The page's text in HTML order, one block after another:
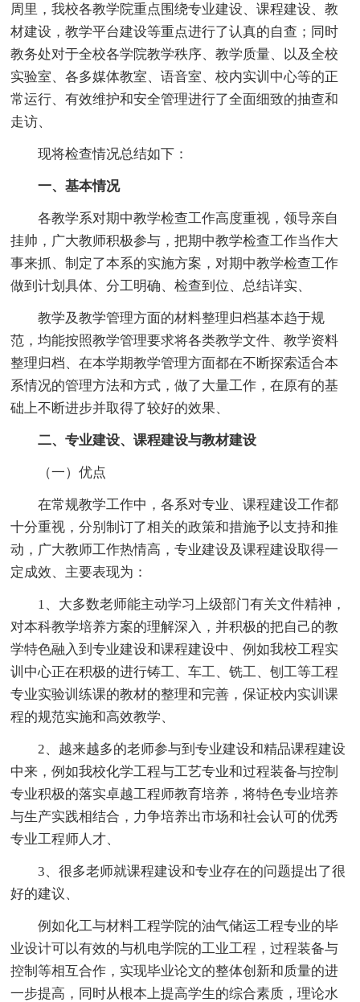
周里，我校各教学院重点围绕专业建设、课程建设、教
材建设，教学平台建设等重点进行了认真的自查；同时
教务处对于全校各学院教学秩序、教学质量、以及全校
实验室、各多媒体教室、语音室、校内实训中心等的正
常运行、有效维护和安全管理进行了全面细致的抽查和
走访、
现将检查情况总结如下：
一、基本情况
各教学系对期中教学检查工作高度重视，领导亲自
挂帅，广大教师积极参与，把期中教学检查工作当作大
事来抓、制定了本系的实施方案，对期中教学检查工作
做到计划具体、分工明确、检查到位、总结详实、
教学及教学管理方面的材料整理归档基本趋于规
范，均能按照教学管理要求将各类教学文件、教学资料
整理归档、在本学期教学管理方面都在不断探索适合本
系情况的管理方法和方式，做了大量工作，在原有的基
础上不断进步并取得了较好的效果、
二、专业建设、课程建设与教材建设
（一）优点
在常规教学工作中，各系对专业、课程建设工作都
十分重视，分别制订了相关的政策和措施予以支持和推
动，广大教师工作热情高，专业建设及课程建设取得一
定成效、主要表现为：
1、大多数老师能主动学习上级部门有关文件精神，
对本科教学培养方案的理解深入，并积极的把自己的教
学特色融入到专业建设和课程建设中、例如我校工程实
训中心正在积极的进行铸工、车工、铣工、刨工等工程
专业实验训练课的教材的整理和完善，保证校内实训课
程的规范实施和高效教学、
2、越来越多的老师参与到专业建设和精品课程建设
中来，例如我校化学工程与工艺专业和过程装备与控制
专业积极的落实卓越工程师教育培养，将特色专业培养
与生产实践相结合，力争培养出市场和社会认可的优秀
专业工程师人才、
3、很多老师就课程建设和专业存在的问题提出了很
好的建议、
例如化工与材料工程学院的油气储运工程专业的毕
业设计可以有效的与机电学院的工业工程，过程装备与
控制等相互合作，实现毕业论文的整体创新和质量的进
一步提高，同时从根本上提高学生的综合素质，理论水